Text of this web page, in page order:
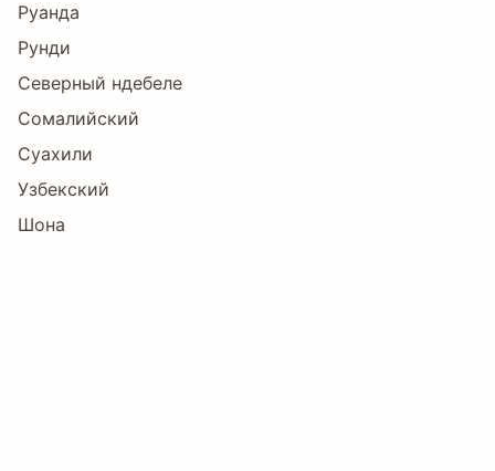
Руанда
Рунди
Северный ндебеле
Сомалийский
Суахили
Узбекский
Шона